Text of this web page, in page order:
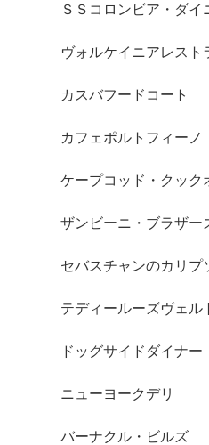
ＳＳコロンビア・ダイ
ヴォルケイニアレスト
カスバフードコート
カフェポルトフィーノ
ケープコッド・クック
ザンビーニ・ブラザー
セバスチャンのカリプ
テディールーズヴェル
ドッグサイドダイナー
ニューヨークデリ
バーナクル・ビルズ